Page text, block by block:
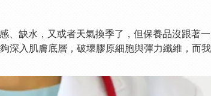
缺水，又或者天氣換季了，但保養品沒跟著
深入肌膚底層，破壞膠原細胞與彈力纖維，而